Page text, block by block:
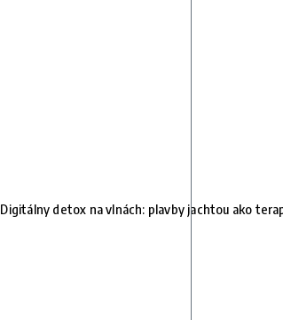
Digitálny detox na vlnách: plavby jachtou ako